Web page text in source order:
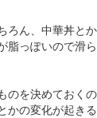
ろん、中華丼と
脂っぽいので滑
を決めておく
の変化が起きる